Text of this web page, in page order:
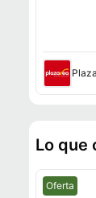
Lo que
Mejor
Oferta